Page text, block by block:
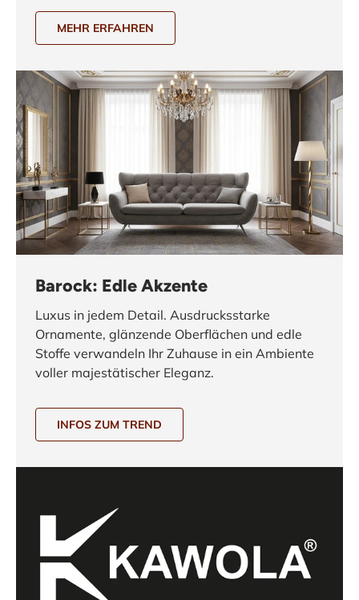
MEHR ERFAHREN
Barock: Edle Akzente
Luxus in jedem Detail. Ausdrucksstarke
Ornamente, glänzende Oberflächen und edle
Stoffe verwandeln Ihr Zuhause in ein Ambiente
voller majestätischer Eleganz.
INFOS ZUM TREND